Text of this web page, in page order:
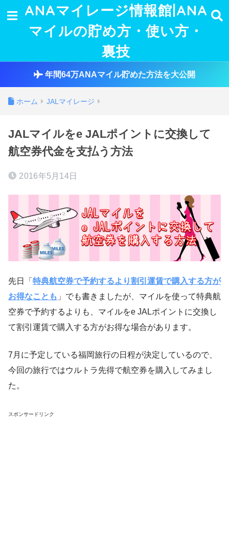
ANAマイレージ情報館|ANA
マイルの貯め方・使い方・
裏技
年間64万ANAマイル貯めた方法を大公開
ホーム JALマイレージ
JALマイルをe JALポイントに交換して
航空券代金を支払う方法
2016年5月14日
先日「 特典航空券で予約するより割引運賃で購入する方が
お得なことも 」でも書きましたが、マイルを使って特典航
空券で予約するよりも、マイルをe JALポイントに交換し
て割引運賃で購入する方がお得な場合があります。
7月に予定している福岡旅行の日程が決定しているので、
今回の旅行ではウルトラ先得で航空券を購入してみまし
た。
スポンサードリンク